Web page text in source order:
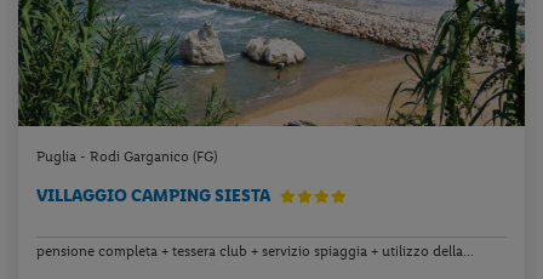
Puglia - Rodi Garganico (FG)
VILLAGGIO CAMPING SIESTA
pensione completa + tessera club + servizio spiaggia + utilizzo della...